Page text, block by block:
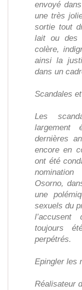
envoyé
une très
sortie tout
lait ou des
colère,
ainsi la
dans un
Scandales
Les
largement
dernières
encore en
ont été
Osorno,
une
sexuels du
toujours
perpétrés.
Epingler les
Réalisateur